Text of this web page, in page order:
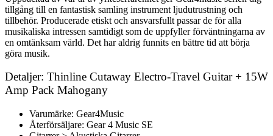
tillgång till en fantastisk samling instrument ljudutrustning och
tillbehör. Producerade etiskt och ansvarsfullt passar de för alla
musikaliska intressen samtidigt som de uppfyller förväntningarna av
en omtänksam värld. Det har aldrig funnits en bättre tid att börja
göra musik.
Detaljer: Thinline Cutaway Electro-Travel Guitar + 15W
Amp Pack Mahogany
Varumärke: Gear4Music
Återförsäljare: Gear 4 Music SE